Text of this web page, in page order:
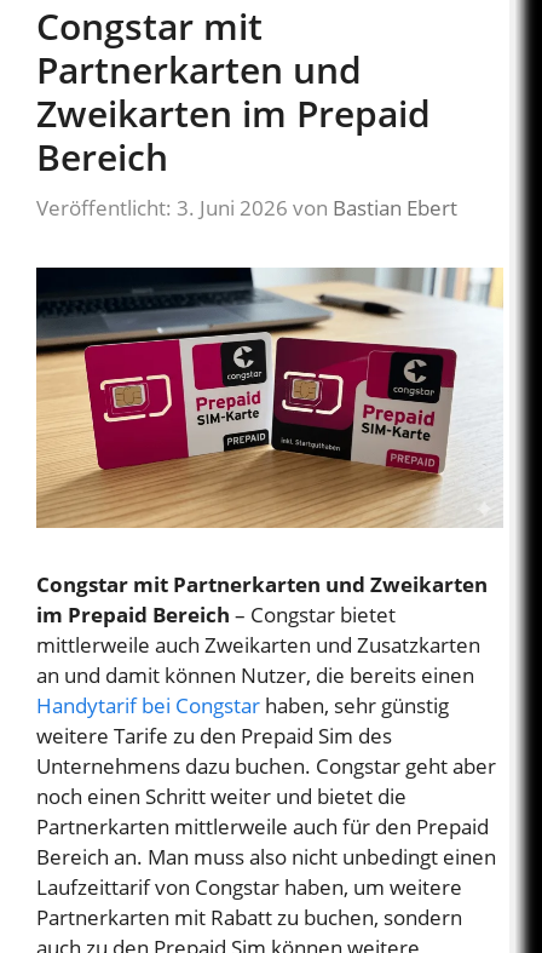
Congstar mit
Partnerkarten und
Zweikarten im Prepaid
Bereich
Veröffentlicht: 3. Juni 2026 von Bastian Ebert
Congstar mit Partnerkarten und Zweikarten
im Prepaid Bereich – Congstar bietet
mittlerweile auch Zweikarten und Zusatzkarten
an und damit können Nutzer, die bereits einen
Handytarif bei Congstar haben, sehr günstig
weitere Tarife zu den Prepaid Sim des
Unternehmens dazu buchen. Congstar geht aber
noch einen Schritt weiter und bietet die
Partnerkarten mittlerweile auch für den Prepaid
Bereich an. Man muss also nicht unbedingt einen
Laufzeittarif von Congstar haben, um weitere
Partnerkarten mit Rabatt zu buchen, sondern